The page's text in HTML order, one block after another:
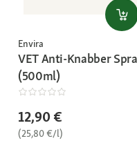
Envira
VET Anti-Knabber
(500ml)
12,90 €
(25,80 €/l)